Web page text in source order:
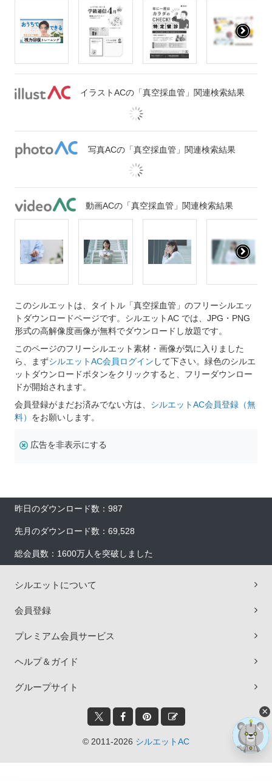
イラストACの「真空採血管」関連検索結果
写真ACの「真空採血管」関連検索結果
動画ACの「真空採血管」関連検索結果
このシルエットは、タイトル「真空採血管」のフリーシルエッ
トダウンロードページです。シルエットAC では、JPG・PNG
形式の高解像度画像が無料でダウンロードし放題です。
このページのフリーシルエット素材・画像が気に入りました
ら、まずシルエットAC会員ログイン して下さい。緑色のシルエ
ットダウンロードボタンをクリックすると、フリーダウンロー
ドが開始されます。
会員登録がまだお済みでない方は、 シルエットAC会員登録（無
料） をお願いします。
広告を非表示にする
昨日のダウンロード数：987
先月のダウンロード数：69,528
総会員数：1600万人を突破しました
シルエットについて
会員登録
プレミアム会員サービス
ヘルプ＆ガイド
グループサイト
© 2011-2026 シルエットAC
×